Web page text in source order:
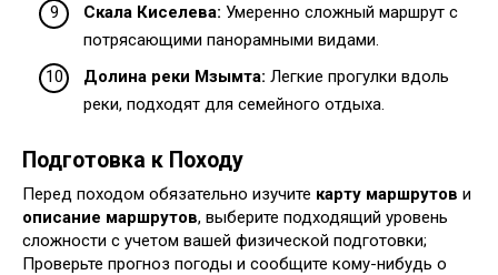
Скала Киселева: Умеренно сложный маршрут с
потрясающими панорамными видами.
Долина реки Мзымта: Легкие прогулки вдоль
реки, подходят для семейного отдыха.
Подготовка к Походу
Перед походом обязательно изучите карту маршрутов и
описание маршрутов, выберите подходящий уровень
сложности с учетом вашей физической подготовки;
Проверьте прогноз погоды и сообщите кому-нибудь о